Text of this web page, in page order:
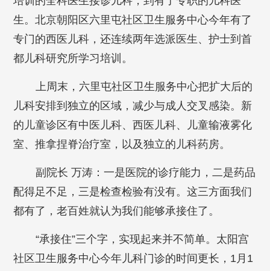
生。北京朝阳区六里屯社区卫生服务中心今年有了
专门的西医儿科，还连续两年选派医生、护士到首
都儿科研究所学习培训。
上周末，六里屯社区卫生服务中心把扩大后的
儿科安排到独立的区域，减少与成人交叉感染。新
的儿童诊区有中医儿科、西医儿科、儿童输液雾化
室、推拿捏脊治疗室，以及独立的儿科药房。
副院长 万涛：一是医院的诊疗能力，二是药品
配得足不足，三是检查检验有没有。这三方面我们
都有了，老百姓就认为我们能够承接住了。
“承接住”三个字，实现起来并不简单。太阳宫
社区卫生服务中心今年儿科门诊的时间更长，1月1